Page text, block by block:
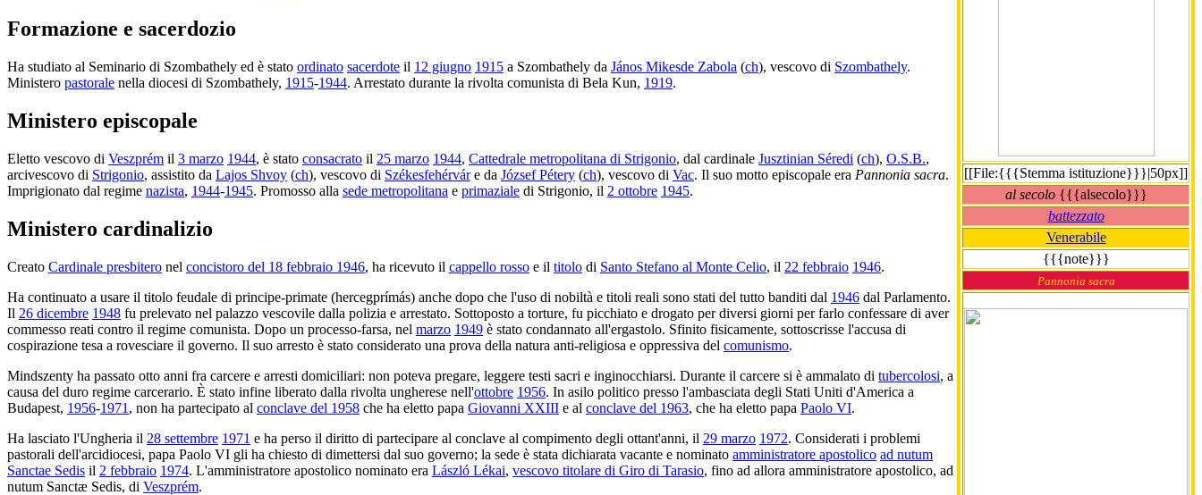
[[File:{{{Stemma istituzione}}}|50px]]
al secolo{{{alsecolo}}}
battezzato
Venerabile
{{{note}}}
Pannonia sacra
Formazione e sacerdozio
Ha studiato al Seminario di Szombathely ed è stato ordinato sacerdote il 12 giugno 1915 a Szombathely da János Mikesde Zabola (ch), vescovo di Szombathely.
Ministero pastorale nella diocesi di Szombathely, 1915-1944. Arrestato durante la rivolta comunista di Bela Kun, 1919.
Ministero episcopale
Eletto vescovo di Veszprém il 3 marzo 1944, è stato consacrato il 25 marzo 1944, Cattedrale metropolitana di Strigonio, dal cardinale Jusztinian Séredi (ch), O.S.B.,
arcivescovo di Strigonio, assistito da Lajos Shvoy (ch), vescovo di Székesfehérváre da József Pétery (ch), vescovo di Vac. Il suo motto episcopale era Pannonia sacra.
Imprigionato dal regime nazista, 1944-1945. Promosso alla sede metropolitana e primaziale di Strigonio, il 2 ottobre 1945.
Ministero cardinalizio
Creato Cardinale presbitero nel concistoro del 18 febbraio 1946, ha ricevuto il cappello rosso e il titolo di Santo Stefano al Monte Celio, il 22 febbraio 1946.
Ha continuato a usare il titolo feudale di principe-primate (hercegprímás) anche dopo che l'uso di nobiltà e titoli reali sono stati del tutto banditi dal 1946 dal Parlamento.
Il 26 dicembre 1948 fu prelevato nel palazzo vescovile dalla polizia e arrestato. Sottoposto a torture, fu picchiato e drogato per diversi giorni per farlo confessare di aver
commesso reati contro il regime comunista. Dopo un processo-farsa, nel marzo 1949 è stato condannato all'ergastolo. Sfinito fisicamente, sottoscrisse l'accusa di
cospirazione tesa a rovesciare il governo. Il suo arresto è stato considerato una prova della natura anti-religiosa e oppressiva del comunismo.
Mindszenty ha passato otto anni fra carcere e arresti domiciliari: non poteva pregare, leggere testi sacri e inginocchiarsi. Durante il carcere si è ammalato di tubercolosi, a
causa del duro regime carcerario. È stato infine liberato dalla rivolta ungherese nell'ottobre 1956. In asilo politico presso l'ambasciata degli Stati Uniti d'America a
Budapest, 1956-1971 , non ha partecipato al conclave del 1958 che ha eletto papa Giovanni XXIII e al conclave del 1963, che ha eletto papa Paolo VI.
Ha lasciato l'Ungheria il 28 settembre 1971 e ha perso il diritto di partecipare al conclave al compimento degli ottant'anni, il 29 marzo 1972. Considerati i problemi
pastorali dell'arcidiocesi, papa Paolo VI gli ha chiesto di dimettersi dal suo governo; la sede è stata dichiarata vacante e nominato amministratore apostolico ad nutum
Sanctae Sedis il 2 febbraio 1974. L'amministratore apostolico nominato era László Lékai, vescovo titolare di Giro di Tarasio, fino ad allora amministratore apostolico, ad
nutum Sanctæ Sedis, di Veszprém.